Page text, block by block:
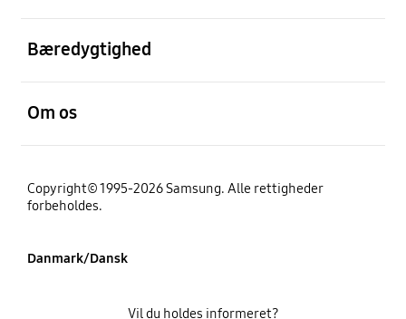
Bæredygtighed
Om os
Copyright© 1995-2026 Samsung. Alle rettigheder
forbeholdes.
Danmark/Dansk
Vil du holdes informeret?